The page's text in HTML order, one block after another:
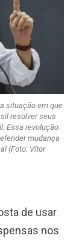
situação em que
resolver seus
Essa revolução
mudança
(Foto: Vítor
de usar
nos